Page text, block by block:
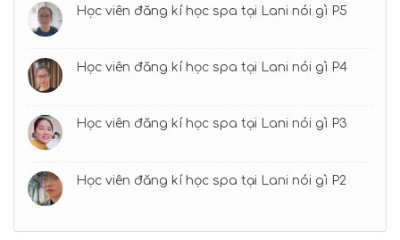
Học viên đăng kí học spa tại Lani nói gì P5
Học viên đăng kí học spa tại Lani nói gì P4
Học viên đăng kí học spa tại Lani nói gì P3
Học viên đăng kí học spa tại Lani nói gì P2